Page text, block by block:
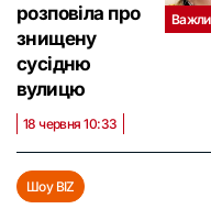
розповіла про
знищену
сусідню
вулицю
18 червня 10:33
Шоу BIZ